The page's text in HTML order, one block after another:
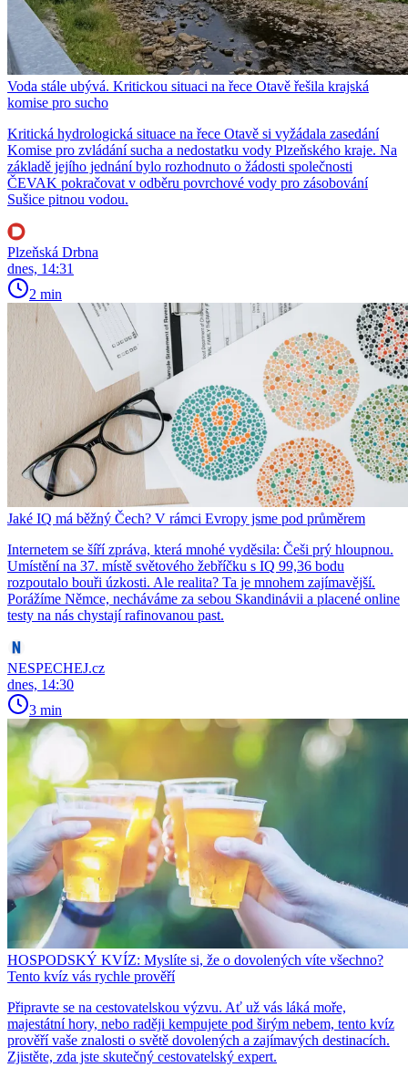
Voda stále ubývá. Kritickou situaci na řece Otavě řešila krajská
komise pro sucho
Kritická hydrologická situace na řece Otavě si vyžádala zasedání
Komise pro zvládání sucha a nedostatku vody Plzeňského kraje. Na
základě jejího jednání bylo rozhodnuto o žádosti společnosti
ČEVAK pokračovat v odběru povrchové vody pro zásobování
Sušice pitnou vodou.
Plzeňská Drbna
dnes, 14:31
2 min
Jaké IQ má běžný Čech? V rámci Evropy jsme pod průměrem
Internetem se šíří zpráva, která mnohé vyděsila: Češi prý hloupnou.
Umístění na 37. místě světového žebříčku s IQ 99,36 bodu
rozpoutalo bouři úzkosti. Ale realita? Ta je mnohem zajímavější.
Porážíme Němce, necháváme za sebou Skandinávii a placené online
testy na nás chystají rafinovanou past.
NESPECHEJ.cz
dnes, 14:30
3 min
HOSPODSKÝ KVÍZ: Myslíte si, že o dovolených víte všechno?
Tento kvíz vás rychle prověří
Připravte se na cestovatelskou výzvu. Ať už vás láká moře,
majestátní hory, nebo raději kempujete pod širým nebem, tento kvíz
prověří vaše znalosti o světě dovolených a zajímavých destinacích.
Zjistěte, zda jste skutečný cestovatelský expert.